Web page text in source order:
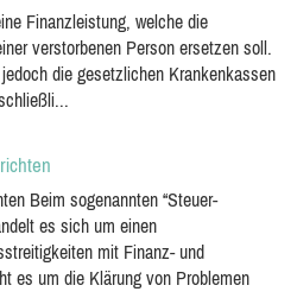
Finanzleistung, welche die
verstorbenen Person ersetzen soll.
die gesetzlichen Krankenkassen
Beim sogenannten “Steuer-
es sich um einen
mit Finanz- und
es um die Klärung von Problemen